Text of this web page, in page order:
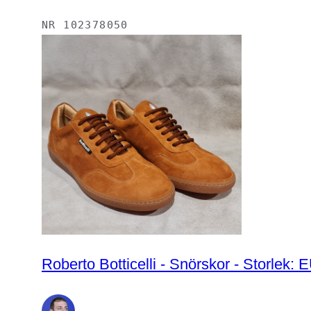
NR 102378050
Roberto Botticelli - Snörskor - Storlek: